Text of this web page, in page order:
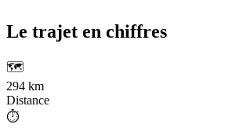
Le trajet en chiffres
🗺️
294 km
Distance
⏱️